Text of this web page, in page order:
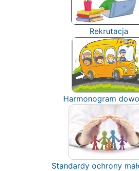
Rekrutacja
Harmonogram
Standardy ochrony